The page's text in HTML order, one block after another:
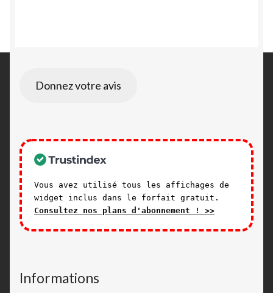
Donnez votre avis
Vous avez utilisé tous les affichages de
widget inclus dans le forfait gratuit.
Consultez nos plans d'abonnement ! >>
Informations